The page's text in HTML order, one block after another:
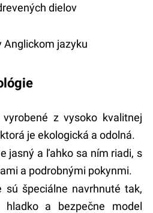
dielov
Anglickom jazyku
z vysoko kvalitnej
je ekologická a odolná.
jasný a ľahko sa ním riadi, s
a podrobnými pokynmi.
sú špeciálne navrhnuté tak,
a bezpečne model